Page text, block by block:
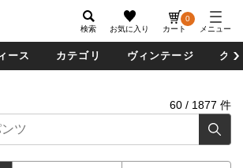
検索 お気に入り カート
0
メニュー
ース カテゴリ ヴィンテージ グ
60 / 1877 件